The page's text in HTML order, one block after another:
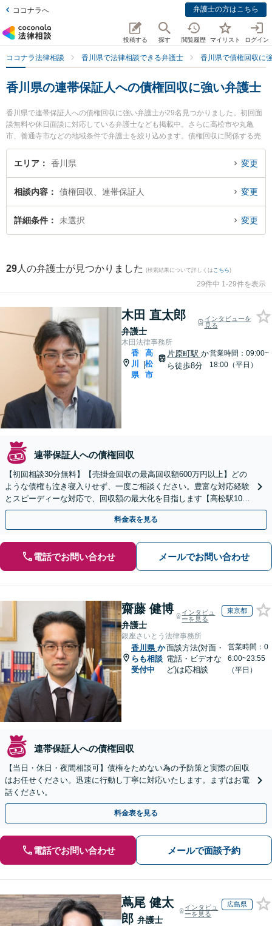
ココナラへ 弁護士の方はこちら
投稿する 探す 閲覧履歴 マイリスト ログイン
ココナラ法律相談 香川県で法律相談できる弁護士 香川県で債権回収に
香川県の連帯保証人への債権回収に強い弁護士
香川県で連帯保証人への債権回収に強い弁護士が29名見つかりました。初回面
談無料や休日面談に対応している弁護士なども掲載中。さらに高松市や丸亀
市、善通寺市などの地域条件で弁護士を絞り込めます。債権回収に関係する売
掛金回収や債権回収代行、債権の時効中断等の細かな分野での絞り込み検索も
でき便利です。特に木田法律事務所の木田 直太郎弁護士やはるかぜ法律事務所
た連帯保証人への債権回収のトラブルを今すぐに弁護士に相談したい』『連帯
保証人への債権回収のトラブル解決の実績豊富な近くの弁護士を検索したい』
『初回相談無料で連帯保証人への債権回収を法律相談できる香川県内の弁護士
エリア 香川県 変更
相談内容 債権回収、連帯保証人 変更
詳細条件 未選択 変更
29 人の弁護士が見つかりました (検索結果について詳しくは こちら)
29件中 1-29件を表示
木田 直太郎
弁護士
インタビューを
見る
木田法律事務所
香
川
県
|
高
松
市
片原町駅 か
ら徒歩8分
営業時間：09:00~
18:00（平日）
連帯保証人への債権回収
【初回相談30分無料】【売掛金回収の最高回収額600万円以上】どの
ような債権も泣き寝入りせず、一度ご相談ください。豊富な対応経験
とスピーディーな対応で、回収額の最大化を目指します【高松駅10
分】【平日夜間・土日祝対応可（要予約）】
料金表を見る
電話でお問い合わせ メールでお問い合わせ
齋藤 健博
弁護士
インタビュ
ーを見る
東京都
銀座さいとう法律事務所
香川県 か
らも相談
受付中
面談方法(対面・
電話・ビデオな
ど)は応相談
営業時間：0
6:00~23:55
（平日）
連帯保証人への債権回収
【当日・休日・夜間相談可】債権をためない為の予防策と実際の回収
はお任せください。迅速に行動し丁寧に対応いたします。まずはお電
話ください。
料金表を見る
電話でお問い合わせ メールで面談予約
蔦尾 健太
郎 弁護士
インタビュ
ーを見る
広島県